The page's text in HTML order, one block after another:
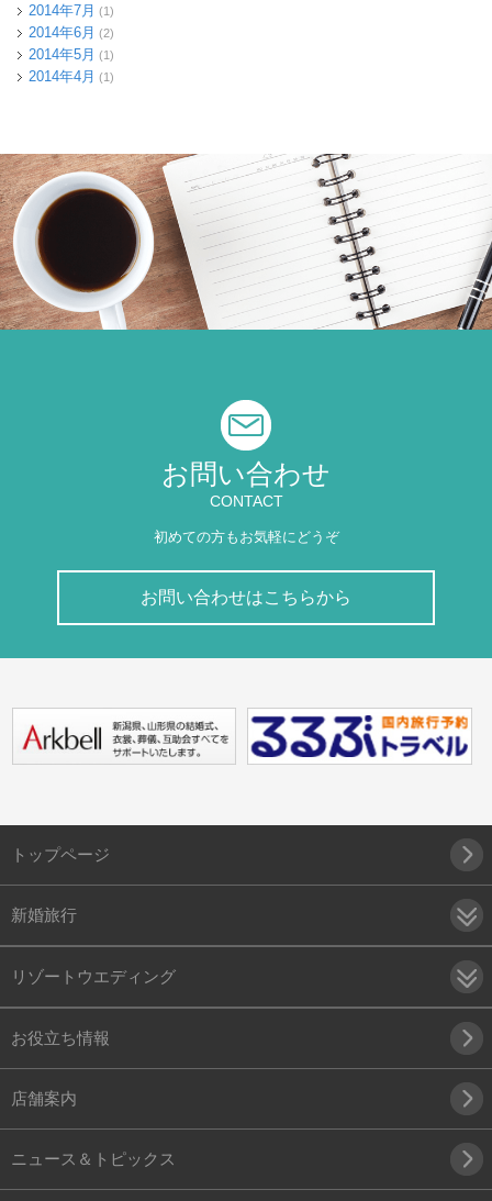
2014年7月 (1)
2014年6月 (2)
2014年5月 (1)
2014年4月 (1)
お問い合わせ
CONTACT
初めての方もお気軽にどうぞ
お問い合わせはこちらから
トップページ
新婚旅行
リゾートウエディング
お役立ち情報
店舗案内
ニュース＆トピックス